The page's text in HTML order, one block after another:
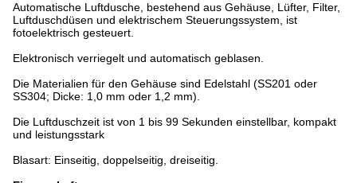
Automatische Luftdusche, bestehend aus Gehäuse, Lüfter, Filter,
Luftduschdüsen und elektrischem Steuerungssystem, ist
fotoelektrisch gesteuert.
Elektronisch verriegelt und automatisch geblasen.
Die Materialien für den Gehäuse sind Edelstahl (SS201 oder
SS304; Dicke: 1,0 mm oder 1,2 mm).
Die Luftduschzeit ist von 1 bis 99 Sekunden einstellbar, kompakt
und leistungsstark
Blasart: Einseitig, doppelseitig, dreiseitig.